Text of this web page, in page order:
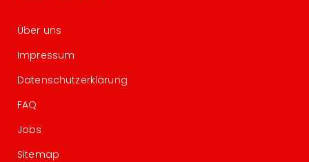
Über uns
Impressum
Datenschutzerklärung
FAQ
Jobs
Sitemap